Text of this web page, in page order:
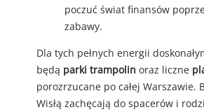
poczuć świat finansów
zabawy.
Dla tych pełnych energii
będą parki trampolin oraz liczne
porozrzucane po całej Warszawie.
Wisłą zachęcają do spacerów i